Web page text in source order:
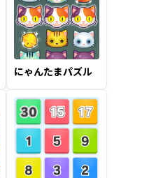
にゃんたまパズル